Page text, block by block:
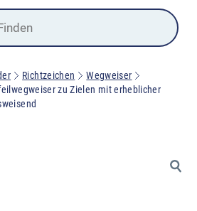
Richtzeichen
Wegweiser
zu Zielen mit erheblicher